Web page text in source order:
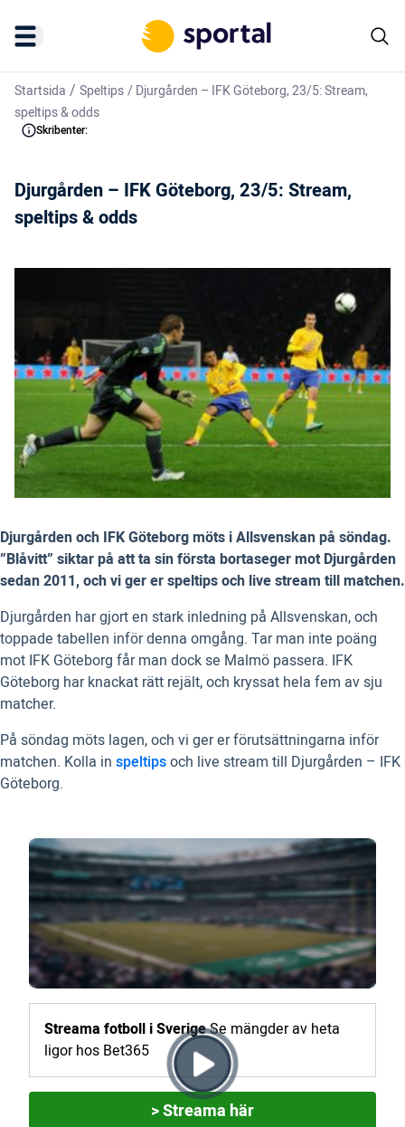
Startsida / Speltips/Djurgården – IFK Göteborg, 23/5: Stream,
speltips & odds
Skribenter:
Djurgården – IFK Göteborg, 23/5: Stream,
speltips & odds
Djurgården och IFK Göteborg möts i Allsvenskan på söndag.
”Blåvitt” siktar på att ta sin första bortaseger mot Djurgården
sedan 2011, och vi ger er speltips och live stream till matchen.
Djurgården har gjort en stark inledning på Allsvenskan, och
toppade tabellen inför denna omgång. Tar man inte poäng
mot IFK Göteborg får man dock se Malmö passera. IFK
Göteborg har knackat rätt rejält, och kryssat hela fem av sju
matcher.
På söndag möts lagen, och vi ger er förutsättningarna inför
matchen. Kolla in speltipsoch live stream till Djurgården – IFK
Göteborg.
Streama fotboll i SverigeSe mängder av heta
ligor hos Bet365
> Streama här